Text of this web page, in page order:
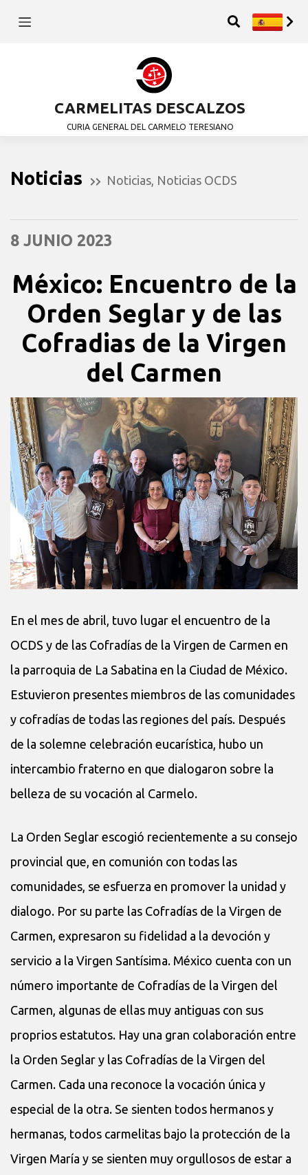
CARMELITAS DESCALZOS
CURIA GENERAL DEL CARMELO TERESIANO
Noticias Noticias Noticias OCDS
8 JUNIO 2023
México: Encuentro de la
Orden Seglar y de las
Cofradias de la Virgen
del Carmen
En el mes de abril, tuvo lugar el encuentro de la
OCDS y de las Cofradías de la Virgen de Carmen en
la parroquia de La Sabatina en la Ciudad de México.
Estuvieron presentes miembros de las comunidades
y cofradías de todas las regiones del país. Después
de la solemne celebración eucarística, hubo un
intercambio fraterno en que dialogaron sobre la
belleza de su vocación al Carmelo.
La Orden Seglar escogió recientemente a su consejo
provincial que, en comunión con todas las
comunidades, se esfuerza en promover la unidad y
dialogo. Por su parte las Cofradías de la Virgen de
Carmen, expresaron su fidelidad a la devoción y
servicio a la Virgen Santísima. México cuenta con un
número importante de Cofradías de la Virgen del
Carmen, algunas de ellas muy antiguas con sus
proprios estatutos. Hay una gran colaboración entre
la Orden Seglar y las Cofradías de la Virgen del
Carmen. Cada una reconoce la vocación única y
especial de la otra. Se sienten todos hermanos y
hermanas, todos carmelitas bajo la protección de la
Virgen María y se sienten muy orgullosos de estar a